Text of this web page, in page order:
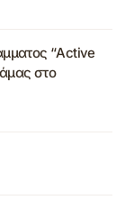
“Active
στο